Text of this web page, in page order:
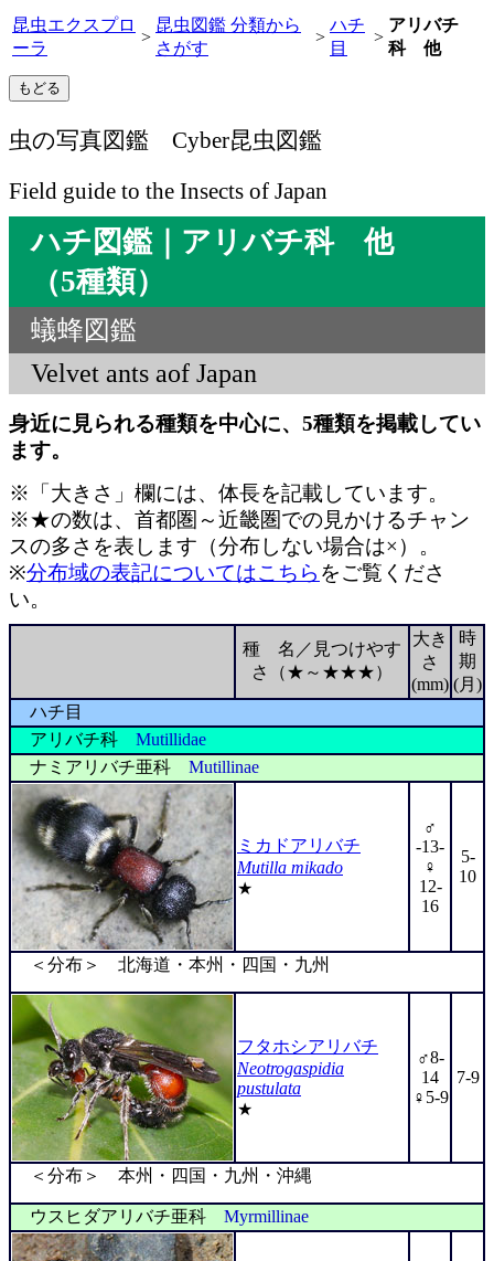
昆虫エクスプロ
ーラ
>
昆虫図鑑 分類から
さがす
>
ハチ
目
>
アリバチ
科 他
虫の写真図鑑 Cyber昆虫図鑑
Field guide to the Insects of Japan
ハチ図鑑｜アリバチ科 他
（5種類）
蟻蜂図鑑
Velvet ants aof Japan
身近に見られる種類を中心に、5種類を掲載してい
ます。
※「大きさ」欄には、体長を記載しています。
※★の数は、首都圏～近畿圏での見かけるチャン
スの多さを表します（分布しない場合は×）。
※分布域の表記についてはこちら をご覧くださ
い。
種 名／見つけやす
さ（★～★★★）
大き
さ
(mm)
時
期
(月)
ハチ目
アリバチ科 Mutillidae
ナミアリバチ亜科 Mutillinae
ミカドアリバチ
Mutilla mikado
★
♂
-13-
♀
12-
16
5-
10
＜分布＞ 北海道・本州・四国・九州
フタホシアリバチ
Neotrogaspidia
pustulata
★
♂8-
14
♀5-9
7-9
＜分布＞ 本州・四国・九州・沖縄
ウスヒダアリバチ亜科 Myrmillinae